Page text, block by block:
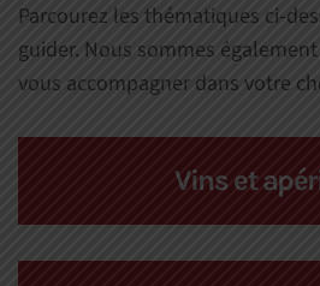
Parcourez les thématiques ci-
guider. Nous sommes
vous accompagner dans votre
Vins et